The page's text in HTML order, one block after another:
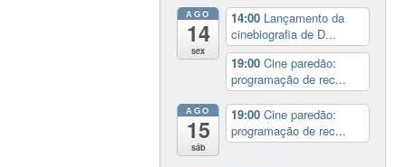
AGO
14
sex
14:00 Lançamento da
cinebiografia de D...
19:00Cine paredão:
programação de rec...
AGO
15
sáb
19:00Cine paredão:
programação de rec...